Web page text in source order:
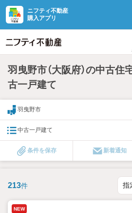
ニフティ不動産
購入アプリ
羽曳野市（大阪府）の中古住
古一戸建て
羽曳野市
中古一戸建て
条件を保存 新着通知
213件
NEW